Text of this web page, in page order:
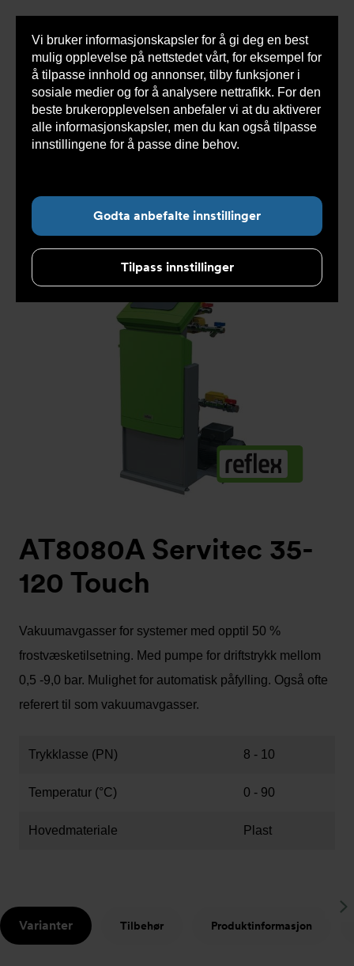
Vi bruker informasjonskapsler for å gi deg en best
mulig opplevelse på nettstedet vårt, for eksempel for
å tilpasse innhold og annonser, tilby funksjoner i
sosiale medier og for å analysere nettrafikk. For den
beste brukeropplevelsen anbefaler vi at du aktiverer
alle informasjonskapsler, men du kan også tilpasse
innstillingene for å passe dine behov.
Godta anbefalte innstillinger
Tilpass innstillinger
Du
her:
Armatec > Produkter > Luft og partikkelutskillere
>
Vakuumutluftere
> Touch >
AT8080A Servitec 35-120
Touch
AT8080A Servitec 35-
120 Touch
Vakuumavgasser for systemer med opptil 50 %
frostvæsketilsetning. Med pumpe for driftstrykk mellom
0,5 -9,0 bar. Mulighet for automatisk påfylling. Også ofte
referert til som vakuumavgasser.
Trykklasse (PN) 8 - 10
Temperatur (°C) 0 - 90
Hovedmateriale Plast
Varianter Tilbehør Produktinformasjon